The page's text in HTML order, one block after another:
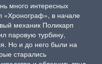
много интересных
«Хронограф», в начале
механик Поликарп
паровую турбину,
Но и до него были на
старались